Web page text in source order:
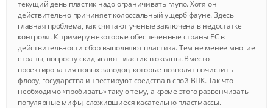
текущий день пластик надо ограничивать глупо. Хотя он
действительно причиняет колоссальный ущерб фауне. Здесь
главная проблема, как считают ученые заключена в недостатке
контроля. К примеру некоторые обеспеченные страны ЕС в
действительности сбор выполняют пластика. Тем не менее многие
страны, попросту скидывают пластик в океаны. Вместо
проектирования новых заводов, которые позволят почистить
флору, государства инвестируют средства в свой ВПК. Так что
необходимо «пробивать» такую тему, а кроме этого развенчивать
популярные мифы, сложившиеся касательно пластмассы.